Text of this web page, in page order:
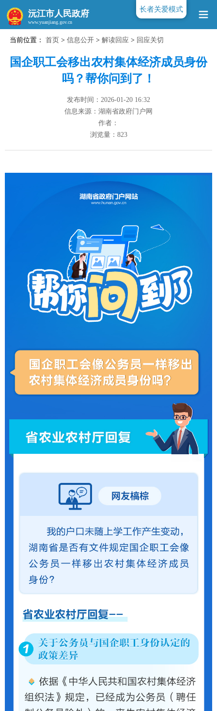
沅江市人民政府
当前位置： 首页 > 信息公开 > 解读回应 > 回应关切
国企职工会移出农村集体经济成员身份
吗？帮你问到了！
发布时间：2026-01-20 16:32
信息来源：湖南省政府门户网
作者：
浏览量： 823
长者关爱模式